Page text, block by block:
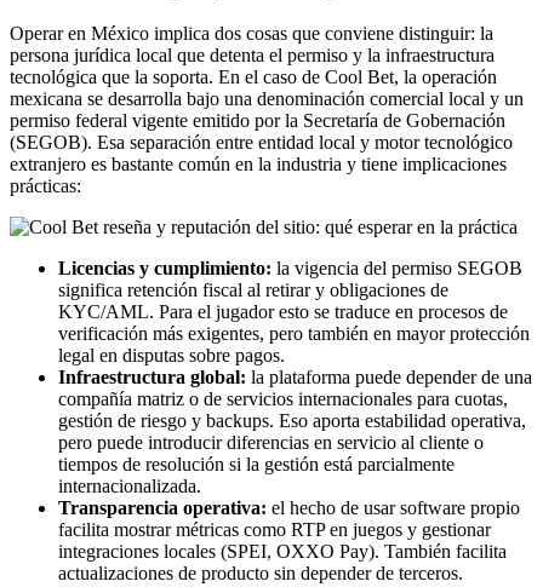
Operar en México implica dos cosas que conviene distinguir: la
persona jurídica local que detenta el permiso y la infraestructura
tecnológica que la soporta. En el caso de Cool Bet, la operación
mexicana se desarrolla bajo una denominación comercial local y un
permiso federal vigente emitido por la Secretaría de Gobernación
(SEGOB). Esa separación entre entidad local y motor tecnológico
extranjero es bastante común en la industria y tiene implicaciones
prácticas:
Licencias y cumplimiento: la vigencia del permiso SEGOB
significa retención fiscal al retirar y obligaciones de
KYC/AML. Para el jugador esto se traduce en procesos de
verificación más exigentes, pero también en mayor protección
legal en disputas sobre pagos.
Infraestructura global: la plataforma puede depender de una
compañía matriz o de servicios internacionales para cuotas,
gestión de riesgo y backups. Eso aporta estabilidad operativa,
pero puede introducir diferencias en servicio al cliente o
tiempos de resolución si la gestión está parcialmente
internacionalizada.
Transparencia operativa: el hecho de usar software propio
facilita mostrar métricas como RTP en juegos y gestionar
integraciones locales (SPEI, OXXO Pay). También facilita
actualizaciones de producto sin depender de terceros.